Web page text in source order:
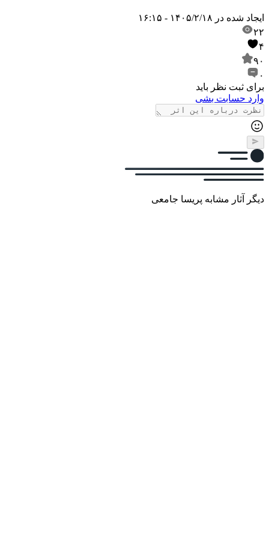
ایجاد شده در ۱۴۰۵/۲/۱۸ - ۱۶:۱۵
۲۲
۴
۹۰
۰
برای ثبت نظر باید
وارد حسابت بشی
دیگر آثار مشابه پریسا جامعی